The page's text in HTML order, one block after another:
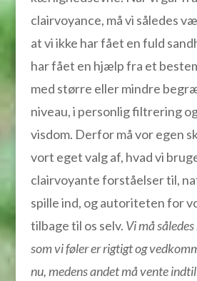
clairvoyance, må vi således
at vi ikke har fået en fuld
har fået en hjælp fra et
med større eller mindre
niveau, i personlig filtrering
visdom. Derfor må vor egen
vort eget valg af, hvad vi
clairvoyante forståelser til,
spille ind, og autoriteten for
tilbage til os selv. Vi må
som vi føler er rigtigt og
nu, medens andet må vente